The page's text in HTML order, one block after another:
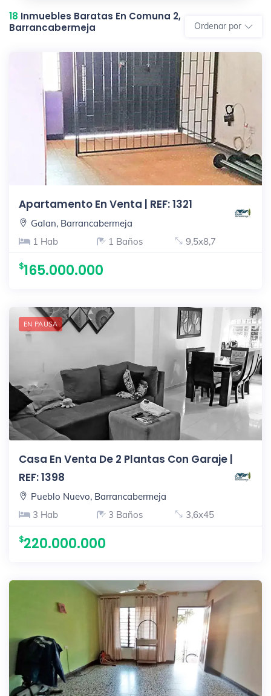
18 Inmuebles Baratas En Comuna 2,
Barrancabermeja
Ordenar por
Apartamento En Venta | REF: 1321
Galan, Barrancabermeja
1 Hab
1 Baños 9,5x8,7
165.000.000
EN PAUSA
Casa En Venta De 2 Plantas Con Garaje |
REF: 1398
Pueblo Nuevo, Barrancabermeja
3 Hab
3 Baños 3,6x45
220.000.000